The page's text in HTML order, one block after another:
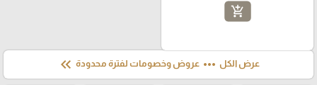
add_shopping_cart
عرض الكل more_horiz عروض وخصومات لفترة محدودة keyboard_double_arrow_left